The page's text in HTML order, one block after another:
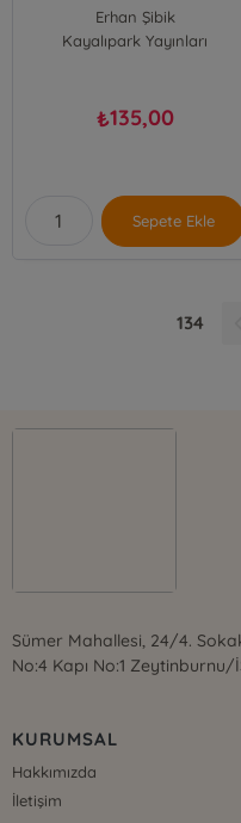
Erhan Şibik
Kayalıpark Yayınları
₺135,00
Sepete Ekle
134
Sümer Mahallesi, 24/4.
No:4 Kapı No:1 Zeytinburnu/
KURUMSAL
Hakkımızda
İletişim